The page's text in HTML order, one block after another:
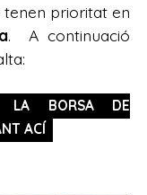
tenen prioritat en
. A continuació
LA BORSA DE
ACÍ